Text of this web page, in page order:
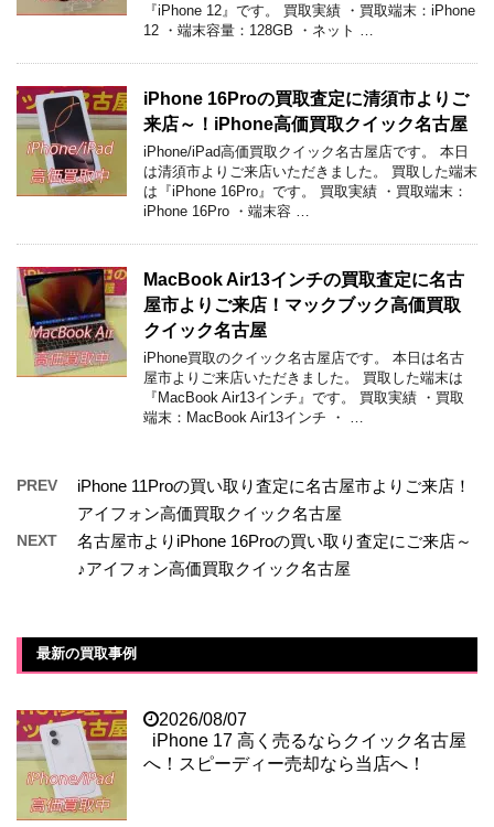
『iPhone 12』です。 買取実績 ・買取端末：iPhone
12 ・端末容量：128GB ・ネット …
iPhone 16Proの買取査定に清須市よりご
来店～！iPhone高価買取クイック名古屋
iPhone/iPad高価買取クイック名古屋店です。 本日
は清須市よりご来店いただきました。 買取した端末
は『iPhone 16Pro』です。 買取実績 ・買取端末：
iPhone 16Pro ・端末容 …
MacBook Air13インチの買取査定に名古
屋市よりご来店！マックブック高価買取
クイック名古屋
iPhone買取のクイック名古屋店です。 本日は名古
屋市よりご来店いただきました。 買取した端末は
『MacBook Air13インチ』です。 買取実績 ・買取
端末：MacBook Air13インチ ・ …
PREV
iPhone 11Proの買い取り査定に名古屋市よりご来店！
アイフォン高価買取クイック名古屋
NEXT
名古屋市よりiPhone 16Proの買い取り査定にご来店～
♪アイフォン高価買取クイック名古屋
最新の買取事例
2026/08/07
iPhone 17 高く売るならクイック名古屋
へ！スピーディー売却なら当店へ！